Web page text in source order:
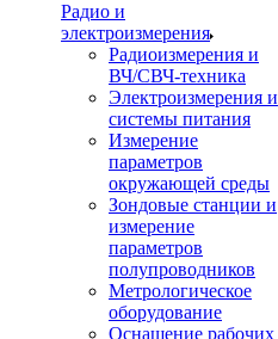
Радио и
электроизмерения
Радиоизмерения и
ВЧ/СВЧ-техника
Электроизмерения и
системы питания
Измерение
параметров
окружающей среды
Зондовые станции и
измерение
параметров
полупроводников
Метрологическое
оборудование
Оснащение рабочих